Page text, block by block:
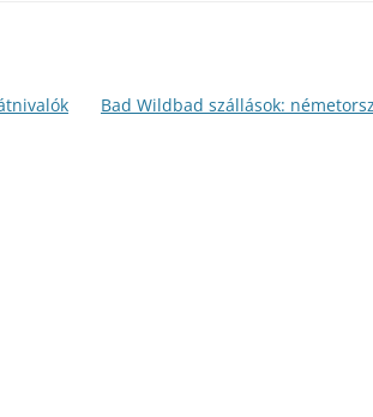
Bad Wildbad szállások: